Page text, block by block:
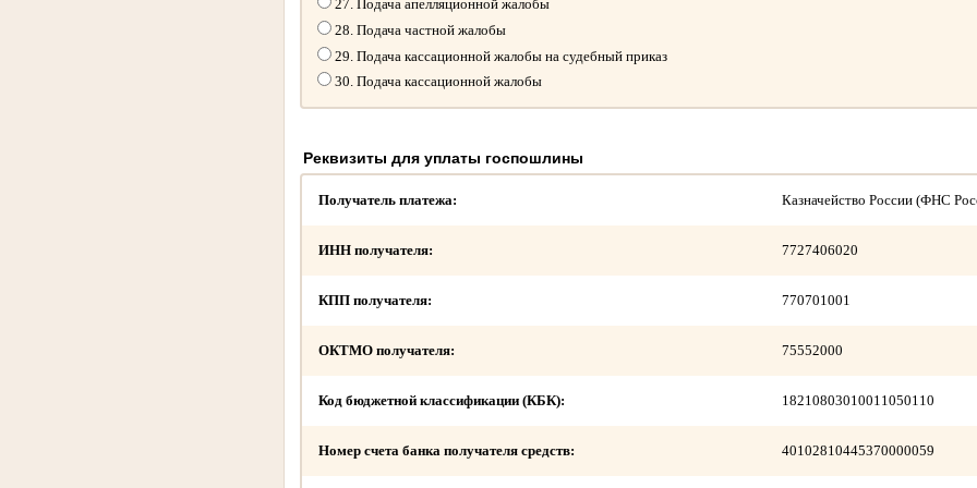
27. Подача апелляционной жалобы
28. Подача частной жалобы
29. Подача кассационной жалобы на судебный приказ
30. Подача кассационной жалобы
Реквизиты для уплаты госпошлины
Получатель платежа: Казначейство России (ФНС
ИНН получателя: 7727406020
КПП получателя: 770701001
ОКТМО получателя: 75552000
Код бюджетной классификации (КБК): 18210803010011050110
Номер счета банка получателя средств: 40102810445370000059